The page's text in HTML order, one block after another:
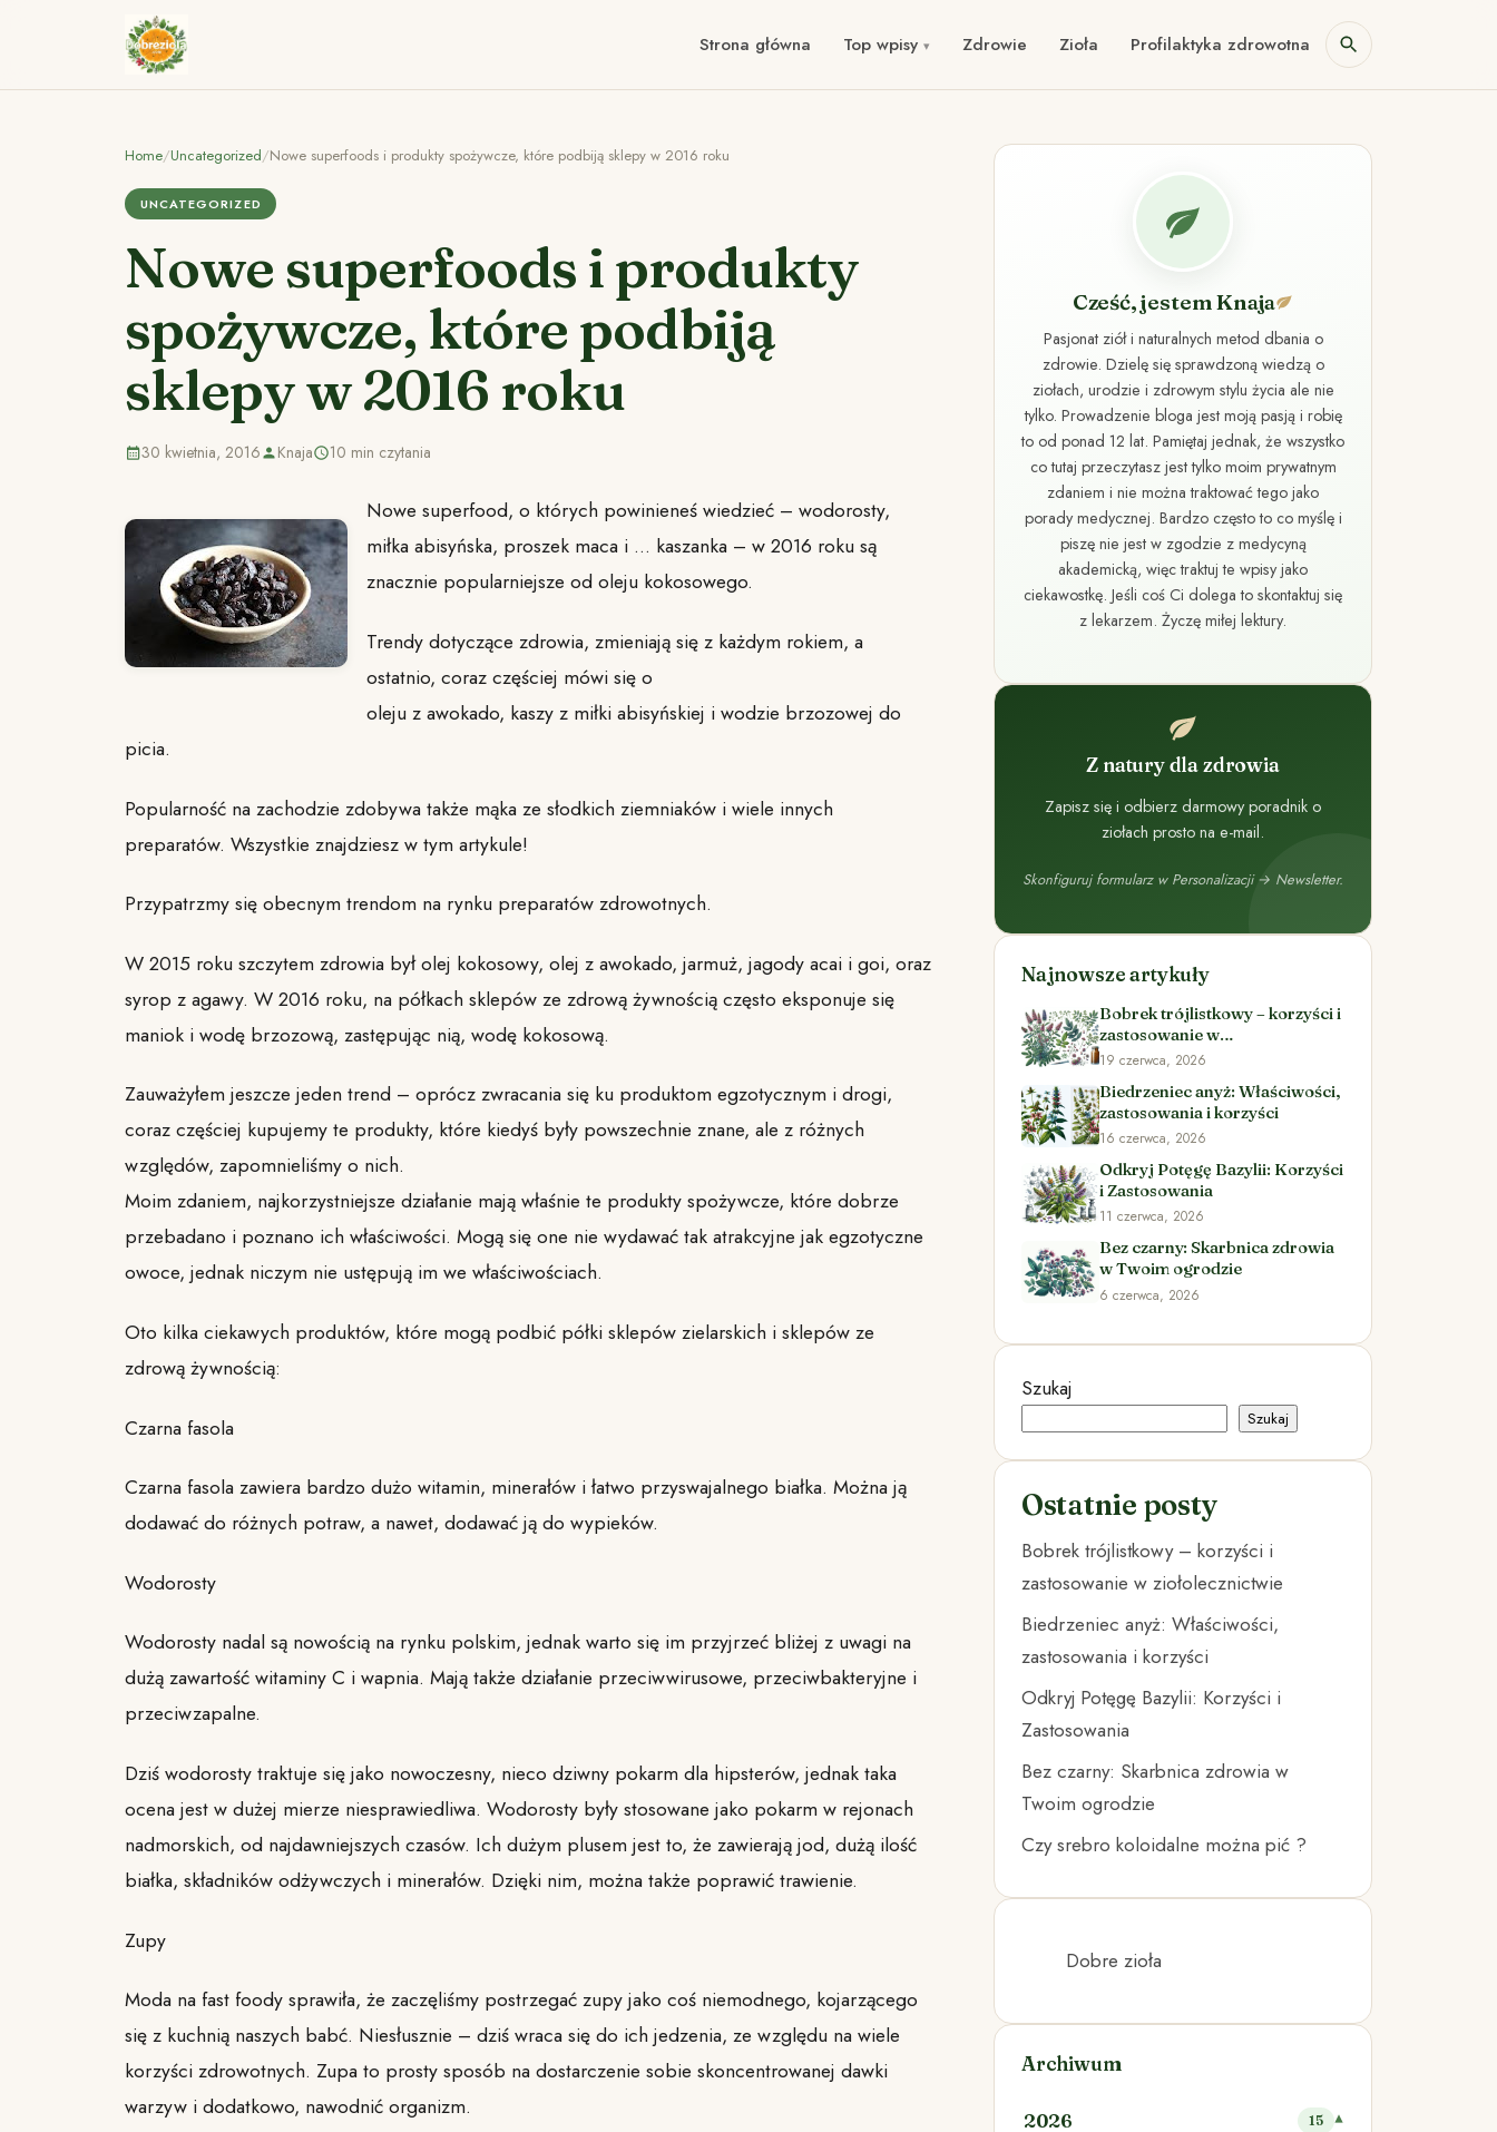
Strona główna Top wpisy Zdrowie Zioła Profilaktyka zdrowotna
Home/Uncategorized/Nowe superfoods i produkty spożywcze, które podbiją sklepy w 2016 roku
UNCATEGORIZED
Nowe superfoods i produkty
spożywcze, które podbiją
sklepy w 2016 roku
30 kwietnia, 2016 Knaja 10 min czytania
Nowe superfood, o których powinieneś wiedzieć – wodorosty,
miłka abisyńska, proszek maca i … kaszanka – w 2016 roku są
znacznie popularniejsze od oleju kokosowego.
Trendy dotyczące zdrowia, zmieniają się z każdym rokiem, a
ostatnio, coraz częściej mówi się o
oleju z awokado, kaszy z miłki abisyńskiej i wodzie brzozowej do
picia.
Popularność na zachodzie zdobywa także mąka ze słodkich ziemniaków i wiele innych
preparatów. Wszystkie znajdziesz w tym artykule!
Przypatrzmy się obecnym trendom na rynku preparatów zdrowotnych.
W 2015 roku szczytem zdrowia był olej kokosowy, olej z awokado, jarmuż, jagody acai i goi, oraz
syrop z agawy. W 2016 roku, na półkach sklepów ze zdrową żywnością często eksponuje się
maniok i wodę brzozową, zastępując nią, wodę kokosową.
Zauważyłem jeszcze jeden trend – oprócz zwracania się ku produktom egzotycznym i drogi,
coraz częściej kupujemy te produkty, które kiedyś były powszechnie znane, ale z różnych
względów, zapomnieliśmy o nich.
Moim zdaniem, najkorzystniejsze działanie mają właśnie te produkty spożywcze, które dobrze
przebadano i poznano ich właściwości. Mogą się one nie wydawać tak atrakcyjne jak egzotyczne
owoce, jednak niczym nie ustępują im we właściwościach.
Oto kilka ciekawych produktów, które mogą podbić półki sklepów zielarskich i sklepów ze
zdrową żywnością:
Czarna fasola
Czarna fasola zawiera bardzo dużo witamin, minerałów i łatwo przyswajalnego białka. Można ją
dodawać do różnych potraw, a nawet, dodawać ją do wypieków.
Wodorosty
Wodorosty nadal są nowością na rynku polskim, jednak warto się im przyjrzeć bliżej z uwagi na
dużą zawartość witaminy C i wapnia. Mają także działanie przeciwwirusowe, przeciwbakteryjne i
przeciwzapalne.
Dziś wodorosty traktuje się jako nowoczesny, nieco dziwny pokarm dla hipsterów, jednak taka
ocena jest w dużej mierze niesprawiedliwa. Wodorosty były stosowane jako pokarm w rejonach
nadmorskich, od najdawniejszych czasów. Ich dużym plusem jest to, że zawierają jod, dużą ilość
białka, składników odżywczych i minerałów. Dzięki nim, można także poprawić trawienie.
Zupy
Moda na fast foody sprawiła, że zaczęliśmy postrzegać zupy jako coś niemodnego, kojarzącego
się z kuchnią naszych babć. Niesłusznie – dziś wraca się do ich jedzenia, ze względu na wiele
korzyści zdrowotnych. Zupa to prosty sposób na dostarczenie sobie skoncentrowanej dawki
warzyw i dodatkowo, nawodnić organizm.
Cześć, jestem Knaja
Pasjonat ziół i naturalnych metod dbania o
zdrowie. Dzielę się sprawdzoną wiedzą o
ziołach, urodzie i zdrowym stylu życia ale nie
tylko. Prowadzenie bloga jest moją pasją i robię
to od ponad 12 lat. Pamiętaj jednak, że wszystko
co tutaj przeczytasz jest tylko moim prywatnym
zdaniem i nie można traktować tego jako
porady medycznej. Bardzo często to co myślę i
piszę nie jest w zgodzie z medycyną
akademicką, więc traktuj te wpisy jako
ciekawostkę. Jeśli coś Ci dolega to skontaktuj się
z lekarzem. Życzę miłej lektury.
Z natury dla zdrowia
Zapisz się i odbierz darmowy poradnik o
ziołach prosto na e-mail.
Skonfiguruj formularz w Personalizacji → Newsletter.
Najnowsze artykuły
Bobrek trójlistkowy – korzyści i
zastosowanie w
ziołolecznictwie
19 czerwca, 2026
Biedrzeniec anyż: Właściwości,
zastosowania i korzyści
16 czerwca, 2026
Odkryj Potęgę Bazylii: Korzyści
i Zastosowania
11 czerwca, 2026
Bez czarny: Skarbnica zdrowia
w Twoim ogrodzie
6 czerwca, 2026
Szukaj
Szukaj
Ostatnie posty
Bobrek trójlistkowy – korzyści i
zastosowanie w ziołolecznictwie
Biedrzeniec anyż: Właściwości,
zastosowania i korzyści
Odkryj Potęgę Bazylii: Korzyści i
Zastosowania
Bez czarny: Skarbnica zdrowia w
Twoim ogrodzie
Czy srebro koloidalne można pić ?
Dobre zioła
Archiwum
2026 15